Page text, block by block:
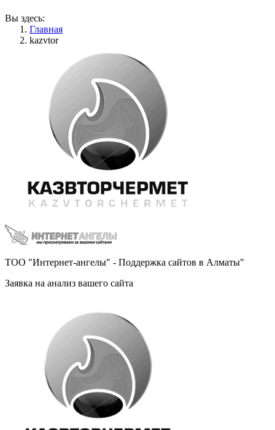
Вы здесь:
Главная
kazvtor
ТОО "Интернет-ангелы" - Поддержка сайтов в Алматы"
Заявка на анализ вашего сайта